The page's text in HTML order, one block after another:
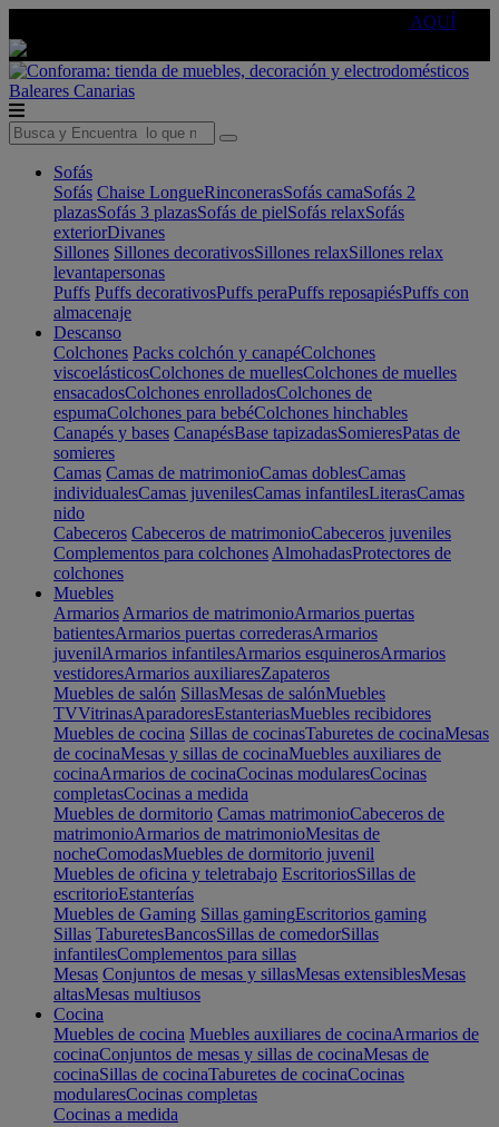
AQUÍ
Baleares Canarias
Sofás
Sofás Chaise LongueRinconerasSofás camaSofás 2
plazasSofás 3 plazasSofás de pielSofás relaxSofás
exteriorDivanes
Sillones Sillones decorativosSillones relaxSillones relax
levantapersonas
Puffs Puffs decorativosPuffs peraPuffs reposapiésPuffs con
almacenaje
Descanso
Colchones Packs colchón y canapéColchones
viscoelásticosColchones de muellesColchones de muelles
ensacadosColchones enrolladosColchones de
espumaColchones para bebéColchones hinchables
Canapés y bases CanapésBase tapizadasSomieresPatas de
somieres
Camas Camas de matrimonioCamas doblesCamas
individualesCamas juvenilesCamas infantilesLiterasCamas
nido
Cabeceros Cabeceros de matrimonioCabeceros juveniles
Complementos para colchones AlmohadasProtectores de
colchones
Muebles
Armarios Armarios de matrimonioArmarios puertas
batientesArmarios puertas correderasArmarios
juvenilArmarios infantilesArmarios esquinerosArmarios
vestidoresArmarios auxiliaresZapateros
Muebles de salón SillasMesas de salónMuebles
TVVitrinasAparadoresEstanteriasMuebles recibidores
Muebles de cocina Sillas de cocinasTaburetes de cocinaMesas
de cocinaMesas y sillas de cocinaMuebles auxiliares de
cocinaArmarios de cocinaCocinas modularesCocinas
completasCocinas a medida
Muebles de dormitorio Camas matrimonioCabeceros de
matrimonioArmarios de matrimonioMesitas de
nocheComodasMuebles de dormitorio juvenil
Muebles de oficina y teletrabajo EscritoriosSillas de
escritorioEstanterías
Muebles de Gaming Sillas gamingEscritorios gaming
Sillas TaburetesBancosSillas de comedorSillas
infantilesComplementos para sillas
Mesas Conjuntos de mesas y sillasMesas extensiblesMesas
altasMesas multiusos
Cocina
Muebles de cocina Muebles auxiliares de cocinaArmarios de
cocinaConjuntos de mesas y sillas de cocinaMesas de
cocinaSillas de cocinaTaburetes de cocinaCocinas
modularesCocinas completas
Cocinas a medida